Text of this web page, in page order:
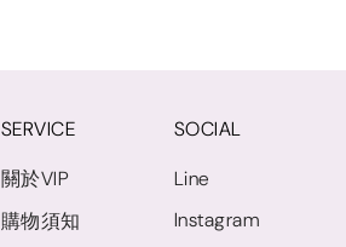
SERVICE
關於VIP
購物須知
SOCIAL
Line
Instagram